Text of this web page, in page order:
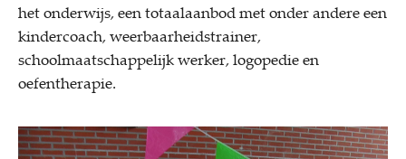
het onderwijs, een totaalaanbod met onder andere een
kindercoach, weerbaarheidstrainer,
schoolmaatschappelijk werker, logopedie en
oefentherapie.